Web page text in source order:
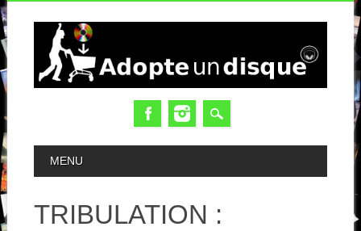
MAIN MENU
MENU
TRIBULATION :